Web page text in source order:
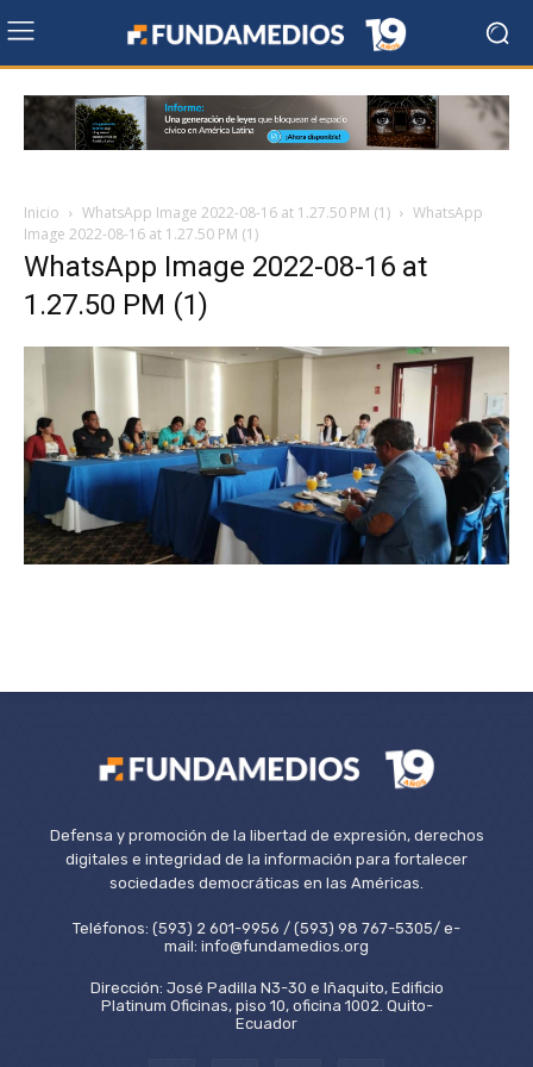
Inicio WhatsApp Image 2022-08-16 at 1.27.50 PM (1)
WhatsApp
Image 2022-08-16 at 1.27.50 PM (1)
WhatsApp Image 2022-08-16 at
1.27.50 PM (1)
Defensa y promoción de la libertad de expresión, derechos
digitales e integridad de la información para fortalecer
sociedades democráticas en las Américas.
Teléfonos: (593) 2 601-9956 / (593) 98 767-5305/ e-
mail: info@fundamedios.org
Dirección: José Padilla N3-30 e Iñaquito, Edificio
Platinum Oficinas, piso 10, oficina 1002. Quito-
Ecuador